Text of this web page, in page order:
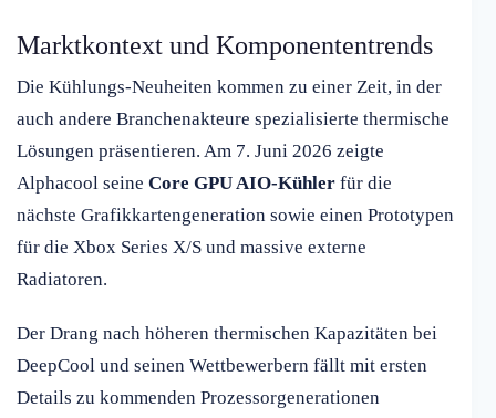
Marktkontext und Komponententrends
Die Kühlungs-Neuheiten kommen zu einer Zeit, in der
auch andere Branchenakteure spezialisierte thermische
Lösungen präsentieren. Am 7. Juni 2026 zeigte
Alphacool seine Core GPU AIO-Kühler für die
nächste Grafikkartengeneration sowie einen Prototypen
für die Xbox Series X/S und massive externe
Radiatoren.
Der Drang nach höheren thermischen Kapazitäten bei
DeepCool und seinen Wettbewerbern fällt mit ersten
Details zu kommenden Prozessorgenerationen